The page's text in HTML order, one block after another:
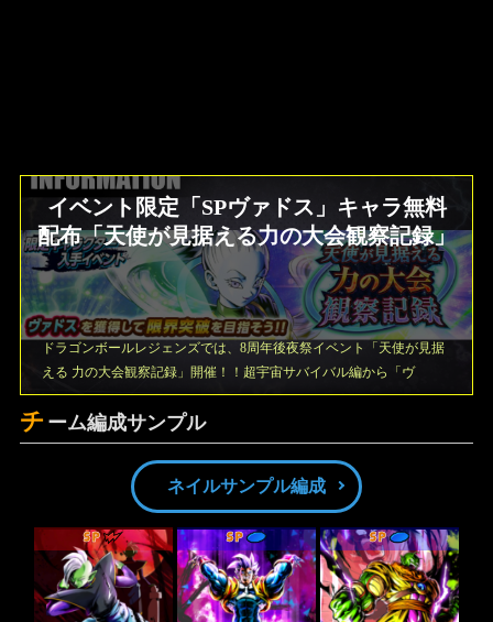
イベント限定「SPヴァドス」キャラ無料
配布「天使が見据える力の大会観察記録」
ドラゴンボールレジェンズでは、8周年後夜祭イベント「天使が見据
える 力の大会観察記録」開催！！超宇宙サバイバル編から「ヴ
チ ーム編成サンプル
ネイルサンプル編成
SP SP SP